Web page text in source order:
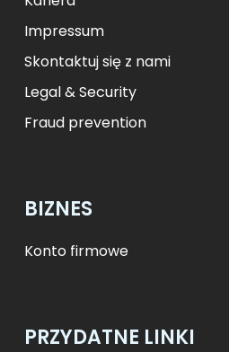
Impressum
Skontaktuj się z nami
Legal & Security
Fraud prevention
BIZNES
Konto firmowe
PRZYDATNE LINKI